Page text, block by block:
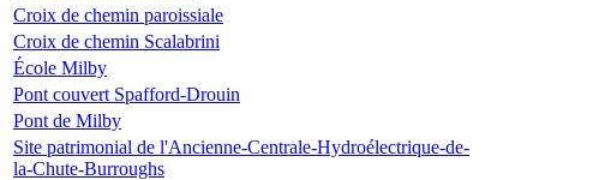
Croix de chemin paroissiale
Croix de chemin Scalabrini
École Milby
Pont couvert Spafford-Drouin
Pont de Milby
Site patrimonial de l'Ancienne-Centrale-Hydroélectrique-de-
la-Chute-Burroughs